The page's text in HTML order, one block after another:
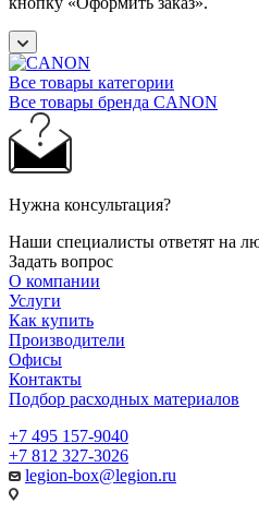
Все товары категории
Все товары бренда CANON
Нужна консультация?
Наши специалисты ответят на
Задать вопрос
О компании
Услуги
Как купить
Производители
Офисы
Контакты
Подбор расходных материалов
+7 495 157-9040
+7 812 327-3026
legion-box@legion.ru